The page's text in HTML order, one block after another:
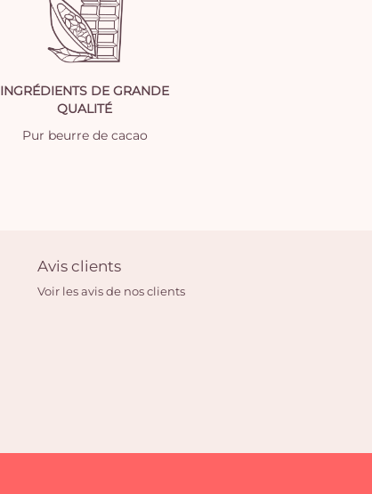
INGRÉDIENTS DE GRANDE
QUALITÉ
Pur beurre de cacao
Avis clients
Voir les avis de nos clients